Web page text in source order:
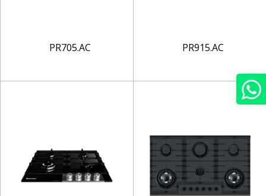
PR705.AC PR915.AC